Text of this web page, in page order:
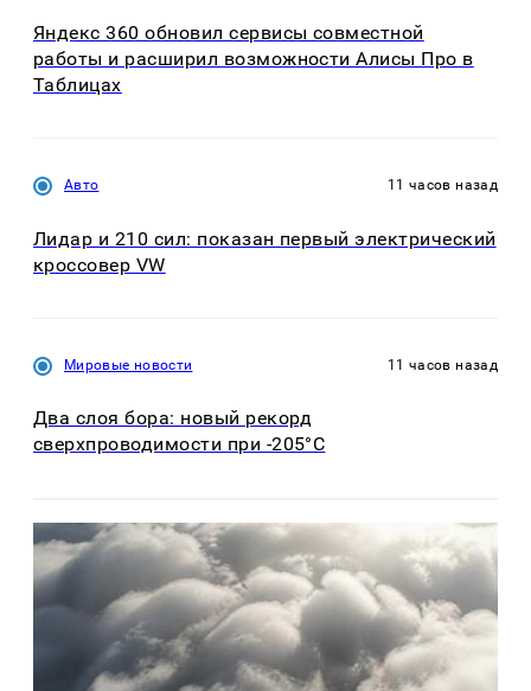
Яндекс 360 обновил сервисы совместной
работы и расширил возможности Алисы Про в
Таблицах
Авто 11 часов назад
Лидар и 210 сил: показан первый электрический
кроссовер VW
Мировые новости 11 часов назад
Два слоя бора: новый рекорд
сверхпроводимости при -205°C